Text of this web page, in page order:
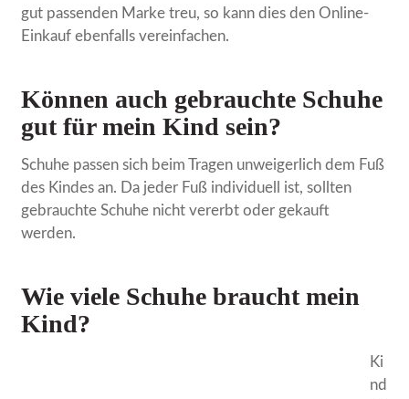
gut passenden Marke treu, so kann dies den Online-
Einkauf ebenfalls vereinfachen.
Können auch gebrauchte Schuhe
gut für mein Kind sein?
Schuhe passen sich beim Tragen unweigerlich dem Fuß
des Kindes an. Da jeder Fuß individuell ist, sollten
gebrauchte Schuhe nicht vererbt oder gekauft
werden.
Wie viele Schuhe braucht mein
Kind?
Ki
nd